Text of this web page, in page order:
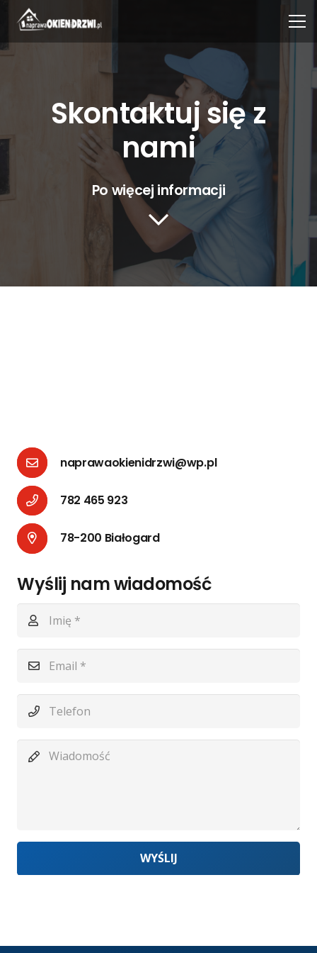
Skontaktuj się z
nami
Po więcej informacji
naprawaokienidrzwi@wp.pl
782 465 923
78-200 Białogard
Wyślij nam wiadomość
WYŚLIJ